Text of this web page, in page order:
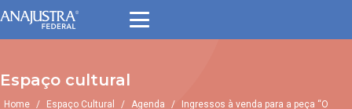
Espaço cultural
Home / Espaço Cultural / Agenda /
Ingressos à venda para a peça “O